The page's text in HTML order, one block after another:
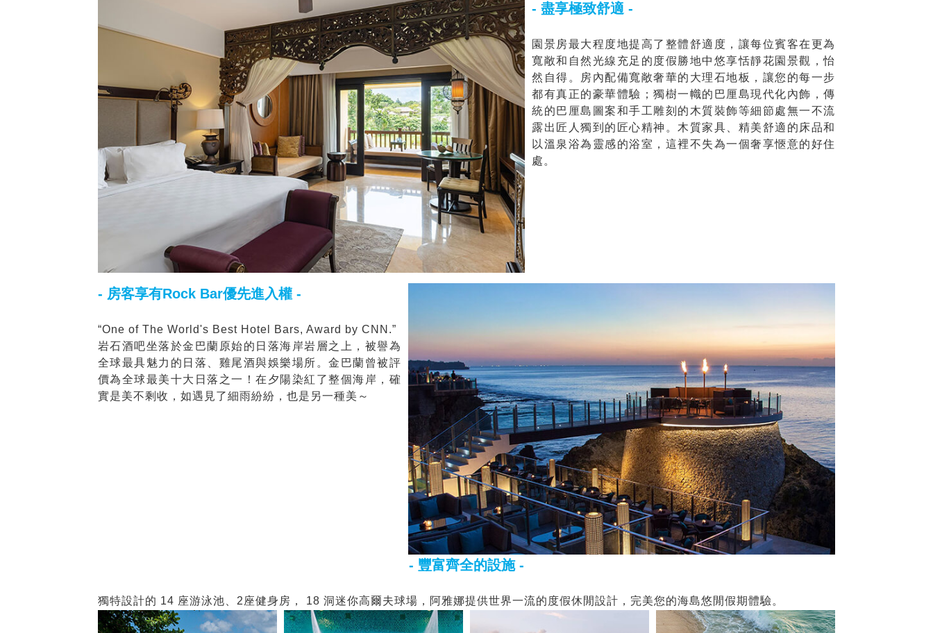
- 盡享極致舒適 -
園景房最大程度地提高了整體舒適度，讓每位賓客在更為
寬敞和自然光線充足的度假勝地中悠享恬靜花園景觀，怡
然自得。房內配備寬敞奢華的大理石地板，讓您的每一步
都有真正的豪華體驗；獨樹一幟的巴厘島現代化內飾，傳
統的巴厘島圖案和手工雕刻的木質裝飾等細節處無一不流
露出匠人獨到的匠心精神。木質家具、精美舒適的床品和
以溫泉浴為靈感的浴室，這裡不失為一個奢享愜意的好住
處。
- 房客享有Rock Bar優先進入權 -
“One of The World's Best Hotel Bars, Award by CNN.”
岩石酒吧坐落於金巴蘭原始的日落海岸岩層之上，被譽為
全球最具魅力的日落、雞尾酒與娛樂場所。金巴蘭曾被評
價為全球最美十大日落之一！在夕陽染紅了整個海岸，確
實是美不剩收，如遇見了細雨紛紛，也是另一種美～
- 豐富齊全的設施 -
獨特設計的 14 座游泳池、2座健身房， 18 洞迷你高爾夫球場，阿雅娜提供世界一流的度假休閒設計，完美您的海島悠閒假期體驗。